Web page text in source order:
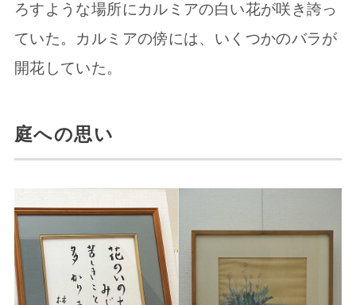
ろすような場所にカルミアの白い花が咲き誇っ
ていた。カルミアの傍には、いくつかのバラが
開花していた。
庭への思い